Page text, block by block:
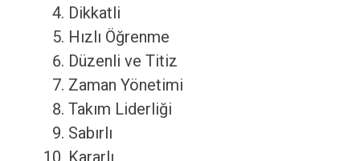
Dikkatli
Hızlı Öğrenme
Düzenli ve Titiz
Zaman Yönetimi
Takım Liderliği
Sabırlı
Kararlı